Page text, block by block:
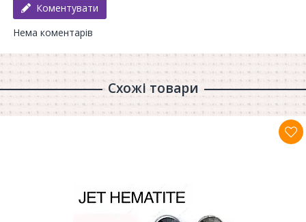
Коментувати
Нема коментарів
Схожі товари